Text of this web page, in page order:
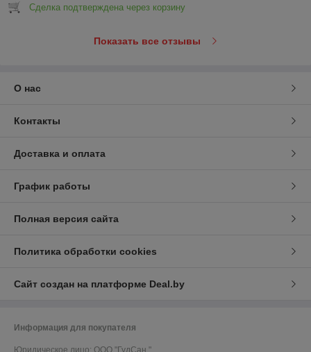
Сделка подтверждена через корзину
Показать все отзывы
О нас
Контакты
Доставка и оплата
График работы
Полная версия сайта
Политика обработки cookies
Сайт создан на платформе Deal.by
Информация для покупателя
Юридическое лицо: ООО "ГудСан "